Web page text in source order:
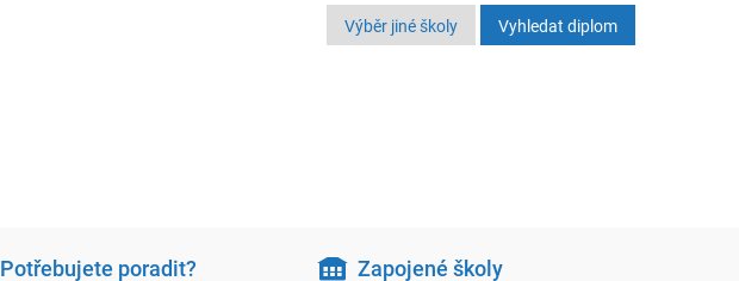
Výběr jiné školy
Potřebujete poradit? Zapojené školy